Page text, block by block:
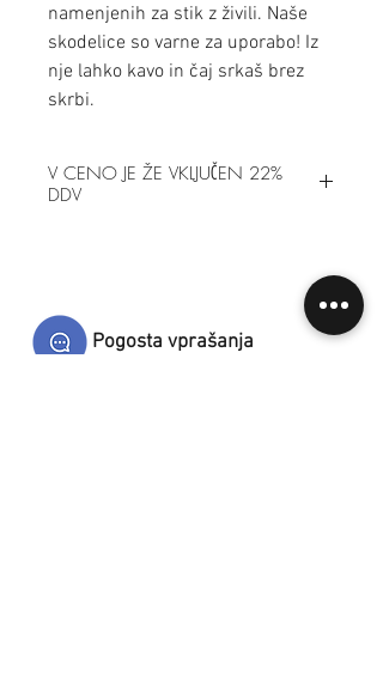
namenjenih za stik z živili. Naše
skodelice so varne za uporabo! Iz
nje lahko kavo in čaj srkaš brez
skrbi.
V CENO JE ŽE VKLJUČEN 22%
DDV
Pogosta vprašanja